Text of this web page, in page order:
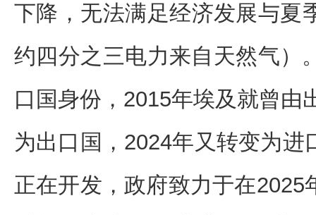
下降，无法满足经济发展与夏
约四分之三电力来自天然气）
口国身份，2015年埃及就曾由
为出口国，2024年又转变为
正在开发，政府致力于在